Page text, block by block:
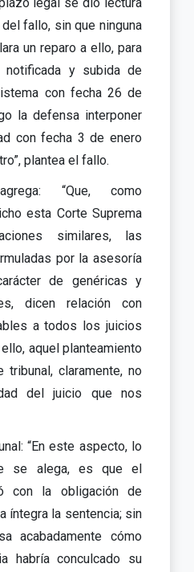
fallo, sin que ninguna
un reparo a ello, para
notificada y subida de
con fecha 26 de
la defensa interponer
con fecha 3 de enero
plantea el fallo.
“Que, como
esta Corte Suprema
similares, las
por la asesoría
de genéricas y
dicen relación con
a todos los juicios
aquel planteamiento
claramente, no
del juicio que nos
“En este aspecto, lo
se alega, es que el
con la obligación de
íntegra la sentencia; sin
acabadamente cómo
habría conculcado su